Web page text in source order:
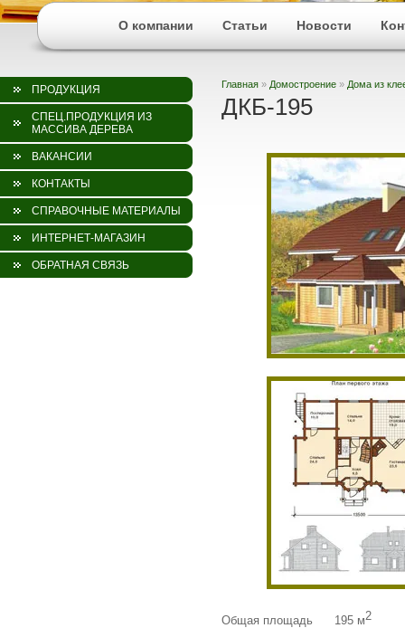
О компании Статьи Новости
ПРОДУКЦИЯ
СПЕЦ.ПРОДУКЦИЯ ИЗ
МАССИВА ДЕРЕВА
ВАКАНСИИ
КОНТАКТЫ
СПРАВОЧНЫЕ МАТЕРИАЛЫ
ИНТЕРНЕТ-МАГАЗИН
ОБРАТНАЯ СВЯЗЬ
Главная » Домостроение » Дома из
ДКБ-195
Общая площадь 195 м2